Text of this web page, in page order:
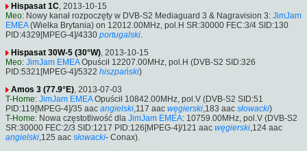
Hispasat 1C, 2013-10-15
Meo: Nowy kanał rozpoczęty w DVB-S2 Mediaguard 3 & Nagravision 3: JimJam
EMEA(Wielka Brytania) on 12012.00MHz, pol.H SR:30000 FEC:3/4 SID:130
PID:4329[MPEG-4]/4330 portugalski.
Hispasat 30W-5 (30°W), 2013-10-15
Meo: JimJam EMEAOpuścił 12207.00MHz, pol.H (DVB-S2 SID:326
PID:5321[MPEG-4]/5322 hiszpański)
Amos 3 (77.9°E), 2013-07-03
T-Home: JimJam EMEAOpuścił 10842.00MHz, pol.V (DVB-S2 SID:51
PID:119[MPEG-4]/35 aac angielski,117 aac węgierski,183 aac słowacki)
T-Home: Nowa częstotliwość dla JimJam EMEA: 10759.00MHz, pol.V (DVB-S2
SR:30000 FEC:2/3 SID:1217 PID:126[MPEG-4]/121 aac węgierski,124 aac
angielski,125 aac słowacki- Conax).